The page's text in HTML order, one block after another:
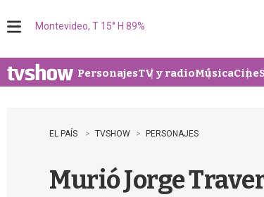
u
Montevideo, T 15° H 89%
PersonajesTV y radioMúsicaCine
EL PAÍS TVSHOW PERSONAJES
Murió Jorge